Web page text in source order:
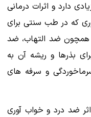
دارد و اثرات درمانی
که در طب سنتی برای
ضد التهاب، ضد
بذرها و ریشه آن به
و سرفه های
ضد درد و خواب آوری